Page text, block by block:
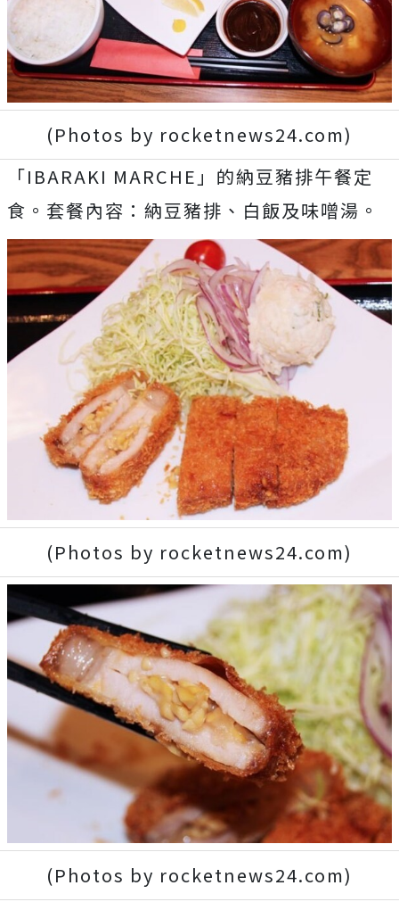
(Photos by rocketnews24.com)
「IBARAKI MARCHE」的納豆豬排午餐定
食。套餐內容：納豆豬排、白飯及味噌湯。
(Photos by rocketnews24.com)
(Photos by rocketnews24.com)